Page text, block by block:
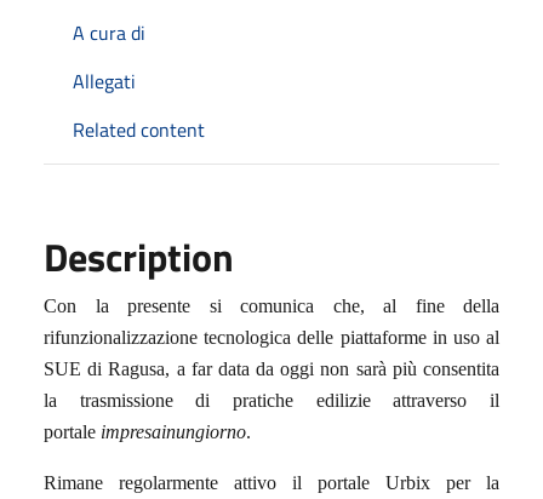
A cura di
Allegati
Related content
Description
Con la presente si comunica che, al fine della
rifunzionalizzazione tecnologica delle piattaforme in uso al
SUE di Ragusa, a far data da oggi non sarà più consentita
la trasmissione di pratiche edilizie attraverso il
portale impresainungiorno.
Rimane regolarmente attivo il portale Urbix per la